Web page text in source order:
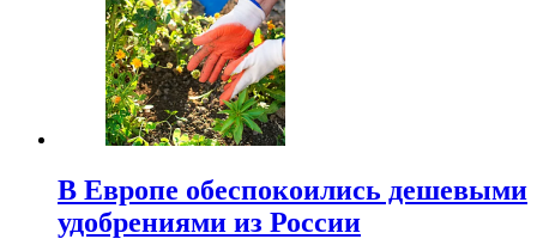
В Европе обеспокоились дешевыми
удобрениями из России